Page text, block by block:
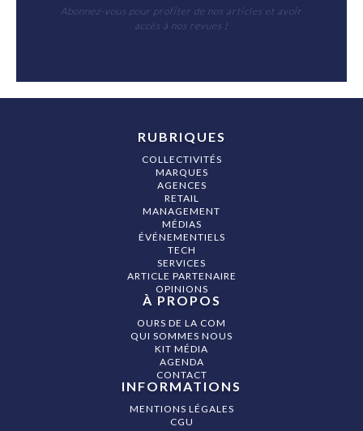
Abonnez-vous pour profiter de nos articles et avoir
accès à nos revues !
RUBRIQUES
COLLECTIVITÉS
MARQUES
AGENCES
RETAIL
MANAGEMENT
MÉDIAS
ÉVÉNEMENTIELS
TECH
SERVICES
ARTICLE PARTENAIRE
OPINIONS
À PROPOS
OURS DE LA COM
QUI SOMMES NOUS
KIT MÉDIA
AGENDA
CONTACT
INFORMATIONS
MENTIONS LÉGALES
CGU